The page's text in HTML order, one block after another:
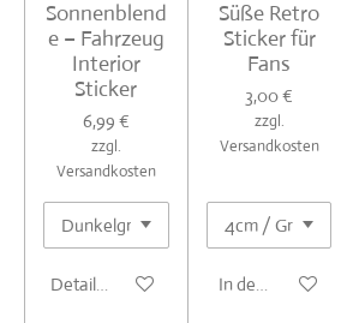
Sonnenblend
e – Fahrzeug
Interior
Sticker
6,99 €
zzgl.
Versandkosten
Details anzeigen
Süße Retro
Sticker für
Fans
3,00 €
zzgl.
Versandkosten
In den Warenkorb